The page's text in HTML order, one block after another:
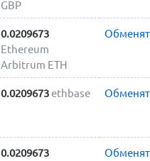
GBP
0.0209673
Ethereum
Arbitrum ETH
0.0209673ethbase
0.0209673